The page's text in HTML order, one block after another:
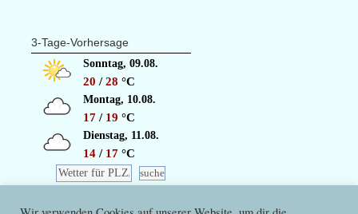
3-Tage-Vorhersage
Sonntag, 09.08.
20 /28 °C
Montag, 10.08.
17/ 19 °C
Dienstag, 11.08.
14/ 17°C